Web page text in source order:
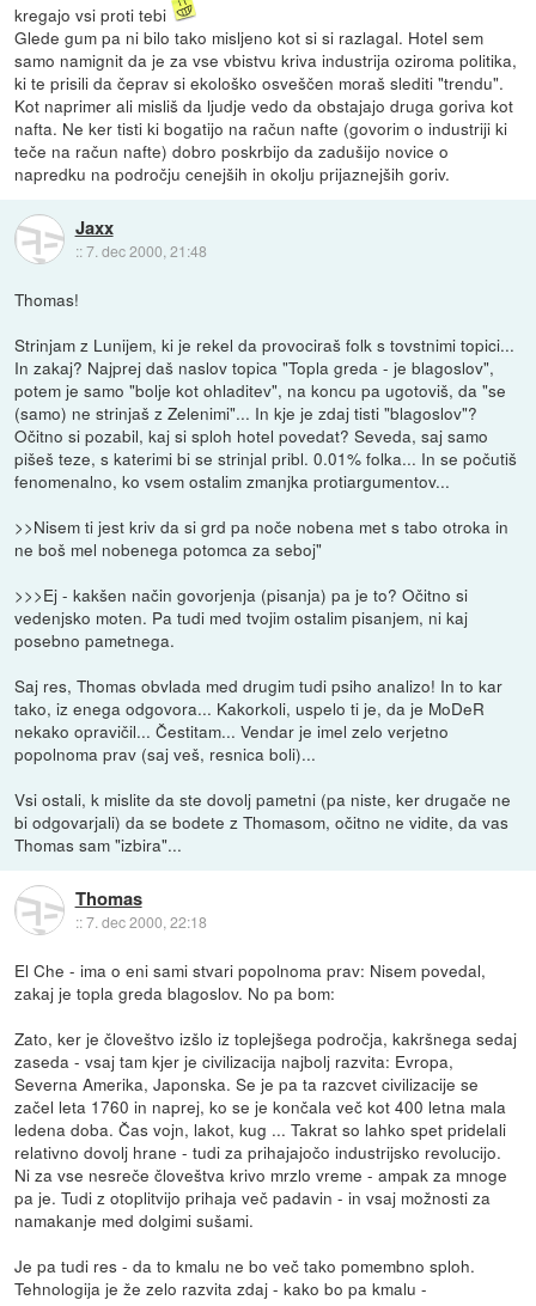
kregajo vsi proti tebi
Glede gum pa ni bilo tako misljeno kot si si razlagal. Hotel sem
samo namignit da je za vse vbistvu kriva industrija oziroma politika,
ki te prisili da čeprav si ekološko osveščen moraš slediti "trendu".
Kot naprimer ali misliš da ljudje vedo da obstajajo druga goriva kot
nafta. Ne ker tisti ki bogatijo na račun nafte (govorim o industriji ki
teče na račun nafte) dobro poskrbijo da zadušijo novice o
napredku na področju cenejših in okolju prijaznejših goriv.
Jaxx
::7. dec 2000, 21:48
Thomas!
Strinjam z Lunijem, ki je rekel da provociraš folk s tovstnimi topici...
In zakaj? Najprej daš naslov topica "Topla greda - je blagoslov",
potem je samo "bolje kot ohladitev", na koncu pa ugotoviš, da "se
(samo) ne strinjaš z Zelenimi"... In kje je zdaj tisti "blagoslov"?
Očitno si pozabil, kaj si sploh hotel povedat? Seveda, saj samo
pišeš teze, s katerimi bi se strinjal pribl. 0.01% folka... In se počutiš
fenomenalno, ko vsem ostalim zmanjka protiargumentov...
>>Nisem ti jest kriv da si grd pa noče nobena met s tabo otroka in
ne boš mel nobenega potomca za seboj"
>>>Ej - kakšen način govorjenja (pisanja) pa je to? Očitno si
vedenjsko moten. Pa tudi med tvojim ostalim pisanjem, ni kaj
posebno pametnega.
Saj res, Thomas obvlada med drugim tudi psiho analizo! In to kar
tako, iz enega odgovora... Kakorkoli, uspelo ti je, da je MoDeR
nekako opravičil... Čestitam... Vendar je imel zelo verjetno
popolnoma prav (saj veš, resnica boli)...
Vsi ostali, k mislite da ste dovolj pametni (pa niste, ker drugače ne
bi odgovarjali) da se bodete z Thomasom, očitno ne vidite, da vas
Thomas sam "izbira"...
Thomas
::7. dec 2000, 22:18
El Che - ima o eni sami stvari popolnoma prav: Nisem povedal,
zakaj je topla greda blagoslov. No pa bom:
Zato, ker je človeštvo izšlo iz toplejšega področja, kakršnega sedaj
zaseda - vsaj tam kjer je civilizacija najbolj razvita: Evropa,
Severna Amerika, Japonska. Se je pa ta razcvet civilizacije se
začel leta 1760 in naprej, ko se je končala več kot 400 letna mala
ledena doba. Čas vojn, lakot, kug ... Takrat so lahko spet pridelali
relativno dovolj hrane - tudi za prihajajočo industrijsko revolucijo.
Ni za vse nesreče človeštva krivo mrzlo vreme - ampak za mnoge
pa je. Tudi z otoplitvijo prihaja več padavin - in vsaj možnosti za
namakanje med dolgimi sušami.
Je pa tudi res - da to kmalu ne bo več tako pomembno sploh.
Tehnologija je že zelo razvita zdaj - kako bo pa kmalu -